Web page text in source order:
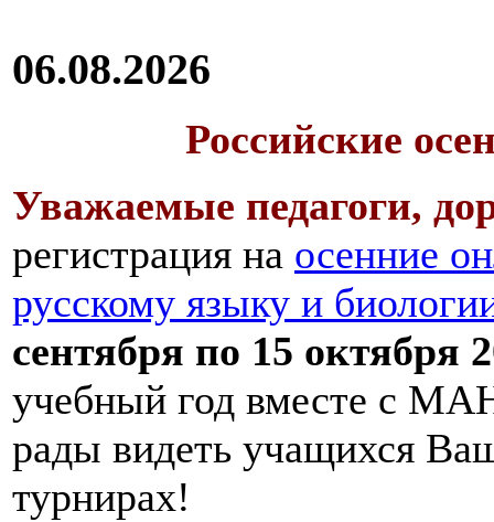
06.08.2026
Российские
Уважаемые педагоги,
регистрация на осенние
русскому языку и
сентября по 15 октября
учебный год вместе с
рады видеть учащихся
турнирах!